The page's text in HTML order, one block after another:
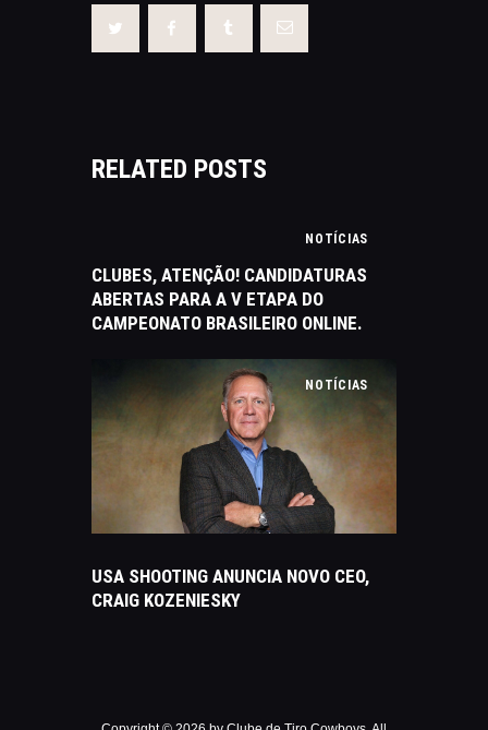
RELATED POSTS
NOTÍCIAS
CLUBES, ATENÇÃO! CANDIDATURAS
ABERTAS PARA A V ETAPA DO
CAMPEONATO BRASILEIRO ONLINE.
NOTÍCIAS
USA SHOOTING ANUNCIA NOVO CEO,
CRAIG KOZENIESKY